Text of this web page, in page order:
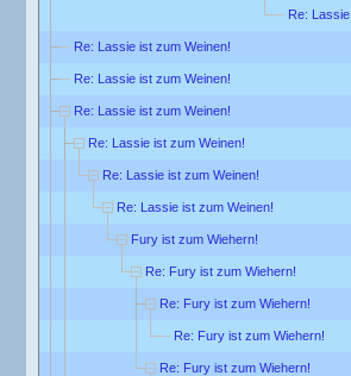
Re:
Re: Lassie ist zum Weinen!
Re: Lassie ist zum Weinen!
Re: Lassie ist zum Weinen!
Re: Lassie ist zum Weinen!
Re: Lassie ist zum Weinen!
Re: Lassie ist zum Weinen!
Fury ist zum Wiehern!
Re: Fury ist zum Wiehern!
Re: Fury ist zum Wiehern!
Re: Fury ist zum Wiehern!
Re: Fury ist zum Wiehern!